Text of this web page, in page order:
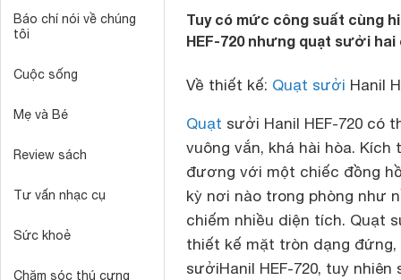
Báo chí nói về chúng
tôi
Cuộc sống
Mẹ và Bé
Review sách
Tư vấn nhạc cụ
Sức khoẻ
Chăm sóc thú cưng
Tuy có mức công suất cùng
HEF-720 nhưng quạt sưởi hai
Về thiết kế: Quạt sưởi Hanil
Quạt sưởi Hanil HEF-720 có
vuông vắn, khá hài hòa.
đương với một chiếc đồng
kỳ nơi nào trong phòng như
chiếm nhiều diện tích. Quạt
thiết kế mặt tròn dạng
sưởiHanil HEF-720, tuy